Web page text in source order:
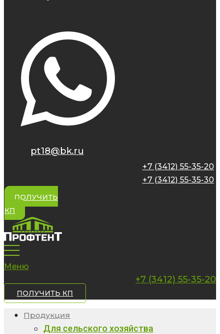
pt18@bk.ru
+7 (3412) 55-35-20
+7 (3412) 55-35-30
ПОЛУЧИТЬ
КП
Меню
+7 (3412) 55-35-20
ПОЛУЧИТЬ КП
Продукция
Для сельского хозяйства